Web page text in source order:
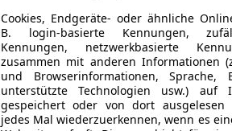
Cookies, Endgeräte- oder ähnliche
B. login-basierte Kennungen,
Kennungen, netzwerkbasierte
zusammen mit anderen Informationen
und Browserinformationen, Sprache,
unterstützte Technologien usw.) auf
gespeichert oder von dort
jedes Mal wiederzuerkennen, wenn es